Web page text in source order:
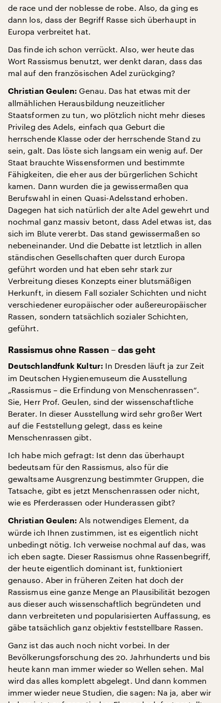
de race und der noblesse de robe. Also, da ging es
dann los, dass der Begriff Rasse sich überhaupt in
Europa verbreitet hat.
Das finde ich schon verrückt. Also, wer heute das
Wort Rassismus benutzt, wer denkt daran, dass das
mal auf den französischen Adel zurückging?
Christian Geulen: Genau. Das hat etwas mit der
allmählichen Herausbildung neuzeitlicher
Staatsformen zu tun, wo plötzlich nicht mehr dieses
Privileg des Adels, einfach qua Geburt die
herrschende Klasse oder der herrschende Stand zu
sein, galt. Das löste sich langsam ein wenig auf. Der
Staat brauchte Wissensformen und bestimmte
Fähigkeiten, die eher aus der bürgerlichen Schicht
kamen. Dann wurden die ja gewissermaßen qua
Berufswahl in einen Quasi-Adelsstand erhoben.
Dagegen hat sich natürlich der alte Adel gewehrt und
nochmal ganz massiv betont, dass Adel etwas ist, das
sich im Blute vererbt. Das stand gewissermaßen so
nebeneinander. Und die Debatte ist letztlich in allen
ständischen Gesellschaften quer durch Europa
geführt worden und hat eben sehr stark zur
Verbreitung dieses Konzepts einer blutsmäßigen
Herkunft, in diesem Fall sozialer Schichten und nicht
verschiedener europäischer oder außereuropäischer
Rassen, sondern tatsächlich sozialer Schichten,
geführt.
Rassismus ohne Rassen – das geht
Deutschlandfunk Kultur: In Dresden läuft ja zur Zeit
im Deutschen Hygienemuseum die Ausstellung
„Rassismus – die Erfindung von Menschenrassen“.
Sie, Herr Prof. Geulen, sind der wissenschaftliche
Berater. In dieser Ausstellung wird sehr großer Wert
auf die Feststellung gelegt, dass es keine
Menschenrassen gibt.
Ich habe mich gefragt: Ist denn das überhaupt
bedeutsam für den Rassismus, also für die
gewaltsame Ausgrenzung bestimmter Gruppen, die
Tatsache, gibt es jetzt Menschenrassen oder nicht,
wie es Pferderassen oder Hunderassen gibt?
Christian Geulen: Als notwendiges Element, da
würde ich Ihnen zustimmen, ist es eigentlich nicht
unbedingt nötig. Ich verweise nochmal auf das, was
ich eben sagte. Dieser Rassismus ohne Rassenbegriff,
der heute eigentlich dominant ist, funktioniert
genauso. Aber in früheren Zeiten hat doch der
Rassismus eine ganze Menge an Plausibilität bezogen
aus dieser auch wissenschaftlich begründeten und
dann verbreiteten und popularisierten Auffassung, es
gäbe tatsächlich ganz objektiv feststellbare Rassen.
Ganz ist das auch noch nicht vorbei. In der
Bevölkerungsforschung des 20. Jahrhunderts und bis
heute kann man immer wieder so Wellen sehen. Mal
wird das alles komplett abgelegt. Und dann kommen
immer wieder neue Studien, die sagen: Na ja, aber wir